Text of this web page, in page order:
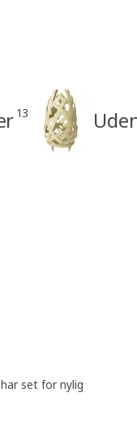
13
set for nylig